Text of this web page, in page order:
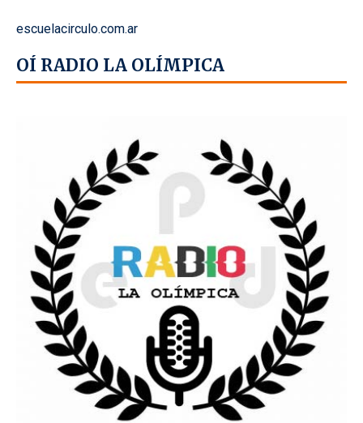
escuelacirculo.com.ar
OÍ RADIO LA OLÍMPICA